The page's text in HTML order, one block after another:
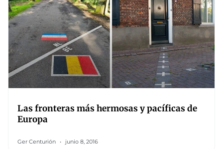
Las fronteras más hermosas y pacíficas de
Europa
Ger Centurión junio 8, 2016